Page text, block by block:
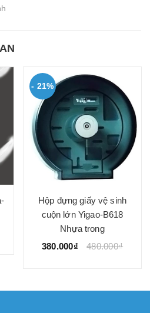
- 21%
Hộp đựng giấy vệ sinh
cuộn lớn Yigao-B618
Nhựa trong
380.000₫
480.000₫